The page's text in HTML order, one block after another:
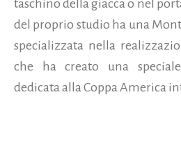
taschino della giacca o nel
del proprio studio ha una
specializzata nella
che ha creato una
dedicata alla Coppa America